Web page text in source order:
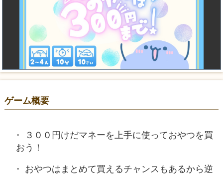
ゲーム概要
３００円けだマネーを上手に使っておやつを買
おう！
おやつはまとめて買えるチャンスもあるから逆